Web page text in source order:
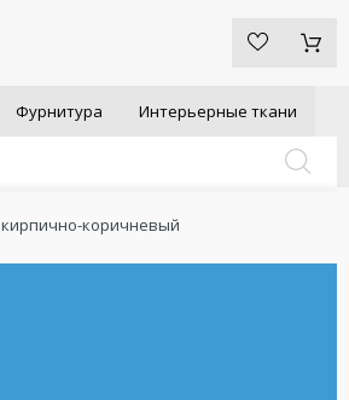
Фурнитура Интерьерные ткани
кирпично-коричневый